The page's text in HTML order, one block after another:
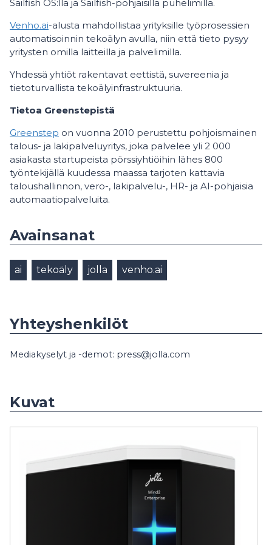
Sailfish OS:llä ja Sailfish-pohjaisilla puhelimilla.
Venho.ai-alusta mahdollistaa yrityksille työprosessien
automatisoinnin tekoälyn avulla, niin että tieto pysyy
yritysten omilla laitteilla ja palvelimilla.
Yhdessä yhtiöt rakentavat eettistä, suvereenia ja
tietoturvallista tekoälyinfrastruktuuria.
Tietoa Greenstepistä
Greenstep on vuonna 2010 perustettu pohjoismainen
talous- ja lakipalveluyritys, joka palvelee yli 2 000
asiakasta startupeista pörssiyhtiöihin lähes 800
työntekijällä kuudessa maassa tarjoten kattavia
taloushallinnon, vero-, lakipalvelu-, HR- ja AI-pohjaisia
automaatiopalveluita.
Avainsanat
ai tekoäly jolla venho.ai
Yhteyshenkilöt
Mediakyselyt ja -demot: press@jolla.com
Kuvat